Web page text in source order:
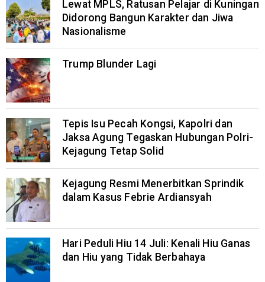
Lewat MPLS, Ratusan Pelajar di Kuningan
Didorong Bangun Karakter dan Jiwa
Nasionalisme
Trump Blunder Lagi
Tepis Isu Pecah Kongsi, Kapolri dan
Jaksa Agung Tegaskan Hubungan Polri-
Kejagung Tetap Solid
Kejagung Resmi Menerbitkan Sprindik
dalam Kasus Febrie Ardiansyah
Hari Peduli Hiu 14 Juli: Kenali Hiu Ganas
dan Hiu yang Tidak Berbahaya